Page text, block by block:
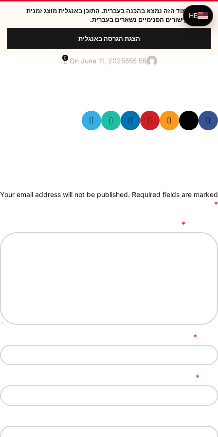
i
העמוד הזה נמצא בהכנה בעברית. התוכן באנגלית מוצג זמנית
והקישורים הפנימיים נשארים בעברית.
הצגת הגרסה באנגלית
55 555
On June 11, 2025
0
Your email address will not be published. Required fields are marked
*
*
*
*
HE